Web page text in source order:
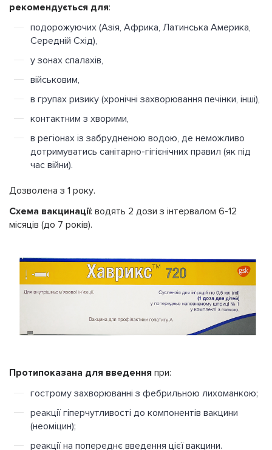
рекомендується для:
подорожуючих (Азія, Африка, Латинська Америка,
Середній Схід),
у зонах спалахів,
військовим,
в групах ризику (хронічні захворювання печінки, інші),
контактним з хворими,
в регіонах із забрудненою водою, де неможливо
дотримуватись санітарно-гігієнічних правил (як під
час війни).
Дозволена з 1 року.
Схема вакцинації: водять 2 дози з інтервалом 6-12
місяців (до 7 років).
Протипоказана для введення при:
гострому захворюванні з фебрильною лихоманкою;
реакції гіперчутливості до компонентів вакцини
(неоміцин);
реакції на попереднє введення цієї вакцини.